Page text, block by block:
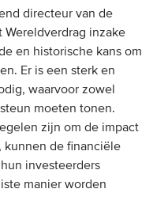
directeur van de
Wereldverdrag inzake
en historische kans om
Er is een sterk en
waarvoor zowel
moeten tonen.
zijn om de impact
kunnen de financiële
investeerders
manier worden